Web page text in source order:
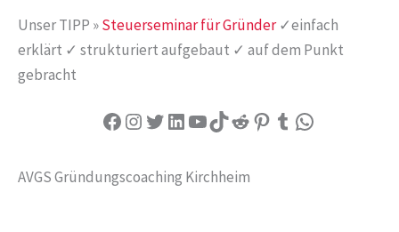
Unser TIPP »Steuerseminar für Gründer✓einfach
erklärt ✓ strukturiert aufgebaut ✓ auf dem Punkt
gebracht
Facebook
Instagram
Twitter
LinkedIn
YouTube
TikTok
Reddit
Pinterest
Tumblr
WhatsApp
AVGS Gründungscoaching Kirchheim